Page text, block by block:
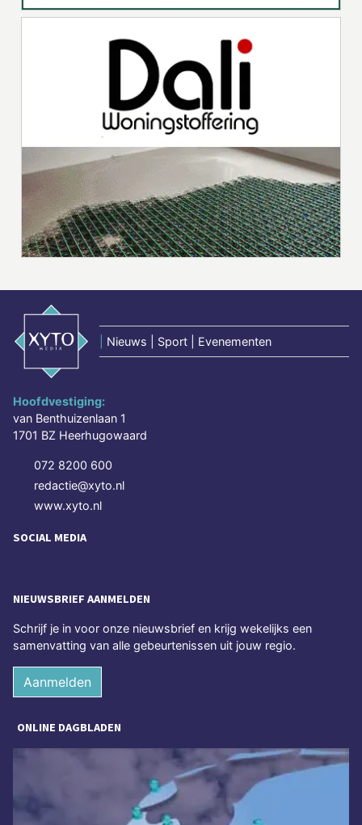
Nieuws | Sport | Evenementen
Hoofdvestiging:
van Benthuizenlaan 1
1701 BZ Heerhugowaard
072 8200 600
redactie@xyto.nl
www.xyto.nl
SOCIAL MEDIA
NIEUWSBRIEF AANMELDEN
Schrijf je in voor onze nieuwsbrief en krijg wekelijks een
samenvatting van alle gebeurtenissen uit jouw regio.
Aanmelden
ONLINE DAGBLADEN